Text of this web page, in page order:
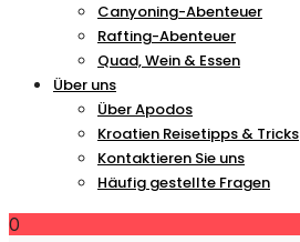
Canyoning-Abenteuer
Rafting-Abenteuer
Quad, Wein & Essen
Über uns
Über Apodos
Kroatien Reisetipps & Tricks
Kontaktieren Sie uns
Häufig gestellte Fragen
0